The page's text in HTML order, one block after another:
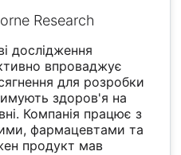
Research
дослідження
впроваджує
для розробки
здоров'я на
Компанія працює з
фармацевтами та
продукт мав